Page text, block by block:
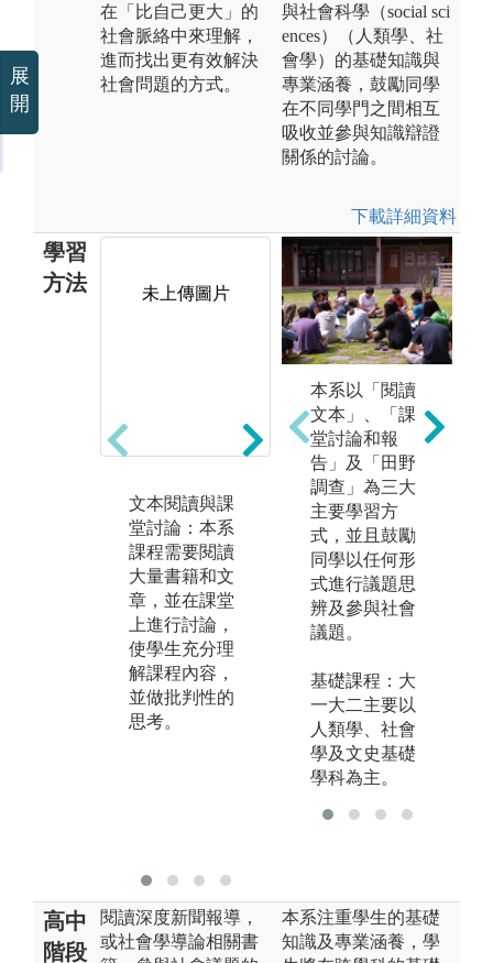
在「比自己更大」的
社會脈絡中來理解，
進而找出更有效解決
社會問題的方式。
與社會科學（social sci
ences）（人類學、社
會學）的基礎知識與
專業涵養，鼓勵同學
在不同學門之間相互
吸收並參與知識辯證
關係的討論。
下載詳細資料
學習
方法
未上傳圖片
文本閱讀與課
堂討論：本系
課程需要閱讀
大量書籍和文
章，並在課堂
上進行討論，
使學生充分理
解課程內容，
並做批判性的
思考。
小組討論：將
學生分組，由
碩博士班研究
生帶領，針對
每週課程內容
和閱讀教材，
進行討論，使
學生對於閱讀
的文本、課程
的內容，相關
的概念和理
論，有更深刻
頻繁的討論中
培養批判思
考、溝通和表
達的能力。
本系以「閱讀
文本」、「課
堂討論和報
告」及「田野
調查」為三大
主要學習方
式，並且鼓勵
同學以任何形
式進行議題思
辨及參與社會
議題。
基礎課程：大
一大二主要以
人類學、社會
學及文史基礎
學科為主。
高中
階段
閱讀深度新聞報導，
或社會學導論相關書
本系注重學生的基礎
知識及專業涵養，學
展
開